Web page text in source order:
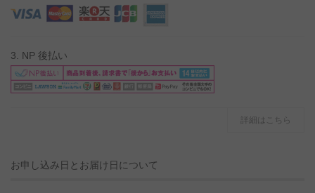
3. NP 後払い
詳細はこちら
お申し込み日とお届け日について